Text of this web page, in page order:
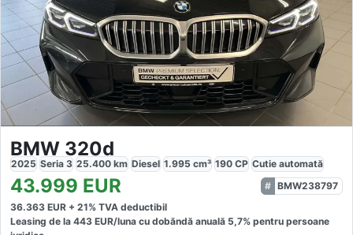
BMW 320d
2025 Seria 3 25.400 km Diesel 1.995 cm³ 190 CP Cutie automată
43.999 EUR
BMW238797
36.363 EUR + 21% TVA deductibil
Leasing de la 443 EUR/luna cu dobăndă anuală 5,7% pentru persoane